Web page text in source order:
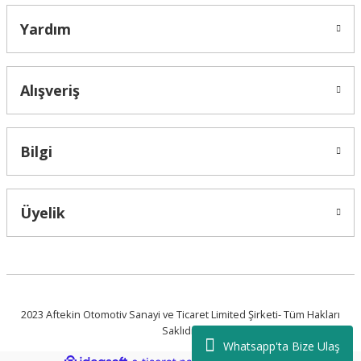
Whatsapp'ta Bize Ulaş
Yardım
Alışveriş
Bilgi
Üyelik
2023 Aftekin Otomotiv Sanayi ve Ticaret Limited Şirketi- Tüm Hakları
Saklıdır.